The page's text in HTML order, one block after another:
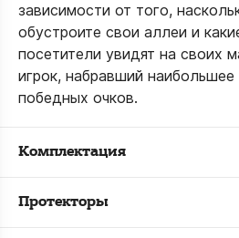
зависимости от того,
обустроите свои аллеи и
посетители увидят на своих
игрок, набравший наибольшее
победных очков.
Комплектация
Протекторы